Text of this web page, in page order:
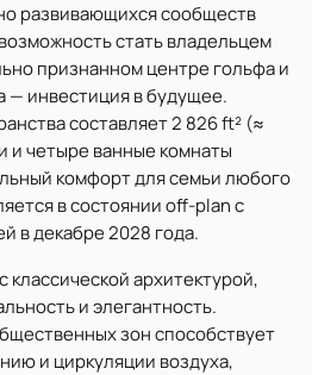
развивающихся сообществ
стать владельцем
признанном центре гольфа и
— инвестиция в будущее.
составляет 2 826 ft² (≈
и четыре ванные комнаты
комфорт для семьи любого
в состоянии off-plan с
в декабре 2028 года.
классической архитектурой,
и элегантность.
зон способствует
и циркуляции воздуха,